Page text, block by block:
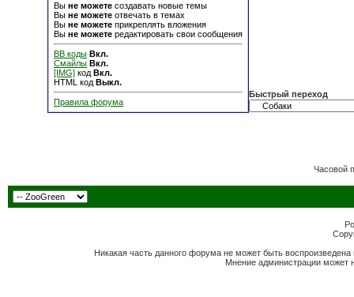
Вы не можете создавать новые темы
Вы не можете отвечать в темах
Вы не можете прикреплять вложения
Вы не можете редактировать свои сообщения
BB коды Вкл.
Смайлы Вкл.
[IMG] код Вкл.
HTML код Выкл.
Правила форума
Быстрый переход
Часовой
Никакая часть данного форума не может быть
Мнение администрации может